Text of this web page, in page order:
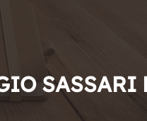
SASSARI